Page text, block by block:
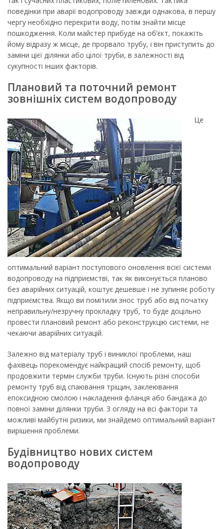
поведінки при аварії водопроводу завжди однакова, в першу
чергу необхідно перекрити воду, потім знайти місце
пошкодження. Коли майстер прибуде на об’єкт, покажіть
йому відразу ж місце, де прорвало трубу, і він приступить до
заміни цієї ділянки або цілої труби, в залежності від
сукупності інших факторів.
Плановий та поточний ремонт
зовнішніх систем водопроводу
Це
оптимальний варіант поступового оновлення всієї системи
водопроводу на підприємстві, так як виконується планово
без аварійних ситуацій, коштує дешевше і не зупиняє роботу
підприємства. Якщо ви помітили знос труб або від початку
неправильну/незручну прокладку труб, то буде доцільно
провести плановий ремонт або реконструкцію системи, не
чекаючи аварійних ситуацій.
Залежно від матеріалу труб і виниклої проблеми, наш
фахівець порекомендує найкращий спосіб ремонту, щоб
продовжити термін служби труби. Існують різні способи
ремонту труб від спаювання тріщин, заклеювання
епоксидною смолою і накладення фланця або бандажа до
повної заміни ділянки труби. З огляду на всі фактори та
можливі майбутні ризики, ми знайдемо оптимальний варіант
вирішення проблеми.
Будівництво нових систем
водопроводу